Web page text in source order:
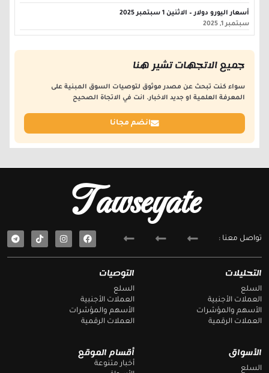
أسعار اليورو دولار – الاثنين 1 سبتمبر 2025
سبتمبر 1, 2025
جميع الاتجهات تشير هنا
سواء كنت تبحث عن مصدر موثوق لتوصيات السوق المبنية على
المعرفة العلمية او جديد الاخبار. انت في الاتجاة الصحيح
انضم مجانا
أقسام الموقع
أخبار متنوعة
الأسواق
السلع
التوصيات
السلع
العملات الأجنبية
الأسهم والمؤشرات
العملات الرقمية
التحليلات
السلع
العملات الأجنبية
الأسهم والمؤشرات
العملات الرقمية
Tawseyate
تواصل معنا :
F
a
e
T
e
e